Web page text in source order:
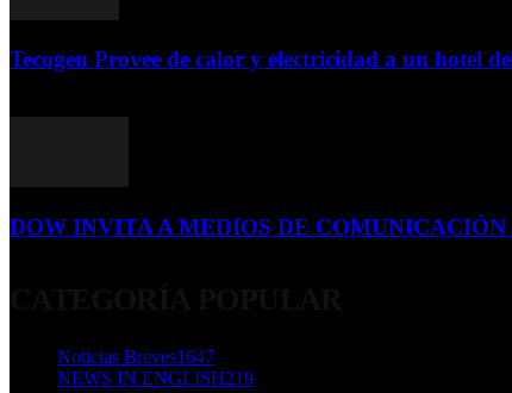
Tecogen Provee de calor y electricidad a un hotel
DOW INVITA A MEDIOS DE
Noticias Breves1647
NEWS IN ENGLISH219